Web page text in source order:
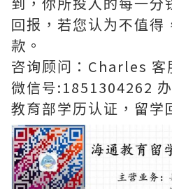
回报，若您认为不值得
款。
咨询顾问：Charles
微信号:1851304262
教育部学历认证，留学